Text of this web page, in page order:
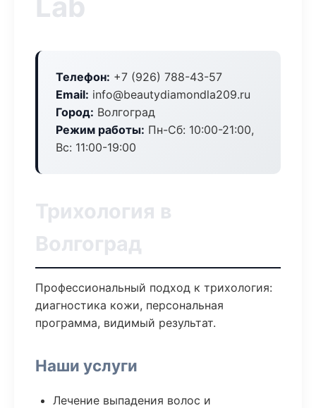
Телефон: +7 (926) 788-43-57
Email: info@beautydiamondla209.ru
Город: Волгоград
Режим работы: Пн-Сб: 10:00-21:00,
Вс: 11:00-19:00
Трихология в
Волгоград
Профессиональный подход к трихология:
диагностика кожи, персональная
программа, видимый результат.
Наши услуги
Лечение выпадения волос и